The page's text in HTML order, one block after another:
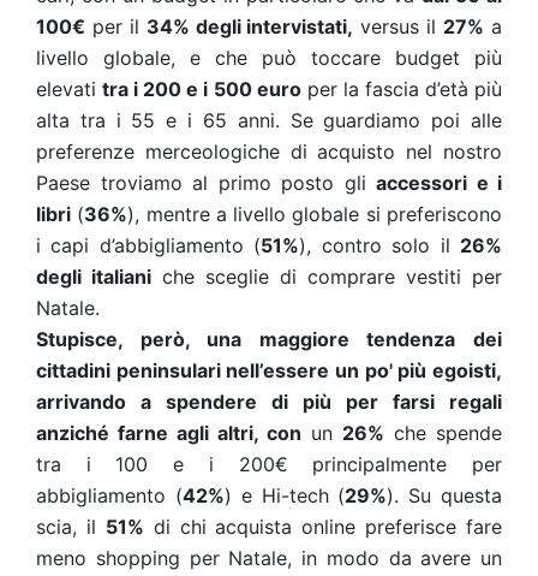
100€ per il 34% degli intervistati, versus il 27% a
livello globale, e che può toccare budget più
elevatitra i 200 e i 500 europer la fascia d’età più
alta tra i 55 e i 65 anni. Se guardiamo poi alle
preferenze merceologiche di acquisto nel nostro
Paese troviamo al primo posto gli accessori e i
libri (36%), mentre a livello globale si preferiscono
i capi d’abbigliamento (51%), contro solo il 26%
degli italiani che sceglie di comprare vestiti per
Natale.
Stupisce, però, una maggiore tendenza dei
cittadini peninsulari nell’essere un po' più egoisti,
arrivando a spendere di più per farsi regali
anziché farne agli altri, con un 26% che spende
tra i 100 e i 200€ principalmente per
abbigliamento (42%) e Hi-tech (29%). Su questa
scia, il 51% di chi acquista online preferisce fare
meno shopping per Natale, in modo da avere un